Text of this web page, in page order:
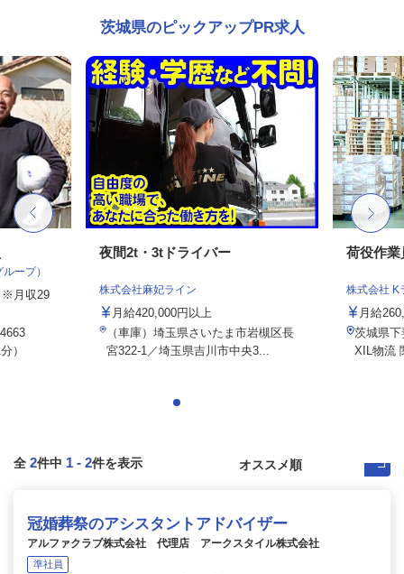
茨城県のピックアップPR求人
ープ）
※月収29
）
夜間2t・3tドライバー
株式会社麻妃ライン
月給420,000円以上
（車庫）埼玉県さいたま市岩槻区長
宮322-1／埼玉県吉川市中央3...
荷役作業
株式会社
月給
茨城県
XIL物流
全 2件中 1 - 2件を表示
冠婚葬祭のアシスタントアドバイザー
アルファクラブ株式会社 代理店 アークスタイル株式会社
準社員